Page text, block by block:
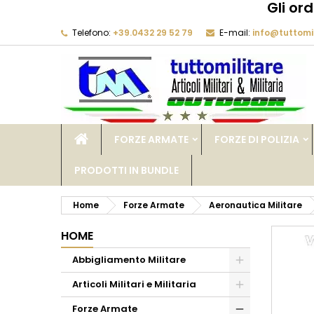
Gli
Telefono: +39.0432 29 52 79 E-mail:
FORZE ARMATE FORZE DI POLIZIA
PRODOTTI IN BUNDLE
Home Forze Armate Aeronautica Militare
HOME
Abbigliamento Militare
Articoli Militari e Militaria
Forze Armate